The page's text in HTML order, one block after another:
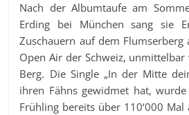
Nach der Albumtaufe am
Erding bei München sang sie
Zuschauern auf dem Flumserberg
Open Air der Schweiz, unmittelbar
Berg. Die Single „In der Mitte
ihren Fähns gewidmet hat,
Frühling bereits über 110‘000